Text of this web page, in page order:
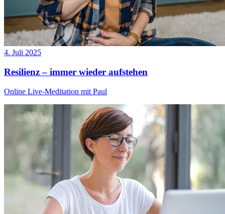
4. Juli 2025
Resilienz – immer wieder aufstehen
Online Live-Meditation mit Paul